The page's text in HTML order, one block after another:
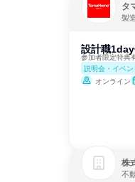
タ
製
設計職
参加者限定特典
説明会・イベン
オンライン
株
不